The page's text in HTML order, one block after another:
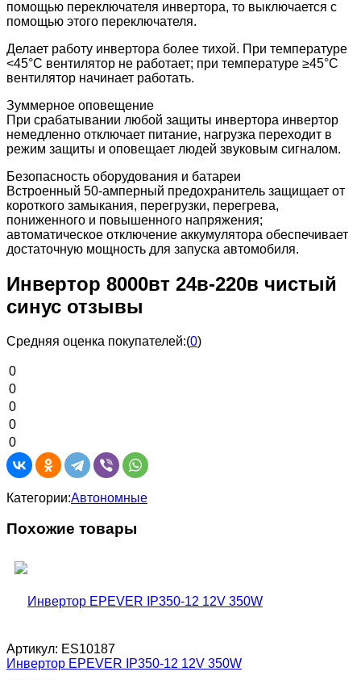
помощью переключателя инвертора, то выключается с
помощью этого переключателя.
Делает работу инвертора более тихой. При температуре
<45°C вентилятор не работает; при температуре ≥45°C
вентилятор начинает работать.
Зуммерное оповещение
При срабатывании любой защиты инвертора инвертор
немедленно отключает питание, нагрузка переходит в
режим защиты и оповещает людей звуковым сигналом.
Безопасность оборудования и батареи
Встроенный 50-амперный предохранитель защищает от
короткого замыкания, перегрузки, перегрева,
пониженного и повышенного напряжения;
автоматическое отключение аккумулятора обеспечивает
достаточную мощность для запуска автомобиля.
Инвертор 8000вт 24в-220в чистый
синус отзывы
Средняя оценка покупателей:(0)
0
0
0
0
0
Категории:Автономные
Похожие товары
Артикул: ES10187
Инвертор EPEVER IP350-12 12V 350W